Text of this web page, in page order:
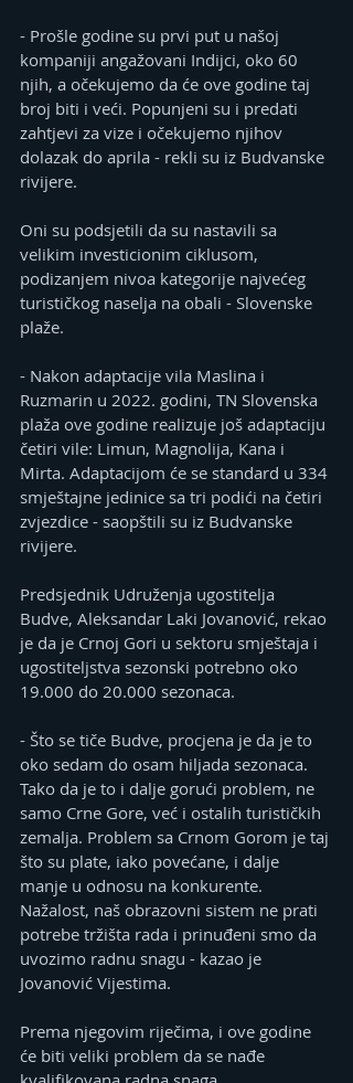
- Prošle godine su prvi put u našoj
kompaniji angažovani Indijci, oko 60
njih, a očekujemo da će ove godine taj
broj biti i veći. Popunjeni su i predati
zahtjevi za vize i očekujemo njihov
dolazak do aprila - rekli su iz Budvanske
rivijere.
Oni su podsjetili da su nastavili sa
velikim investicionim ciklusom,
podizanjem nivoa kategorije najvećeg
turističkog naselja na obali - Slovenske
plaže.
- Nakon adaptacije vila Maslina i
Ruzmarin u 2022. godini, TN Slovenska
plaža ove godine realizuje još adaptaciju
četiri vile: Limun, Magnolija, Kana i
Mirta. Adaptacijom će se standard u 334
smještajne jedinice sa tri podići na četiri
zvjezdice - saopštili su iz Budvanske
rivijere.
Predsjednik Udruženja ugostitelja
Budve, Aleksandar Laki Jovanović, rekao
je da je Crnoj Gori u sektoru smještaja i
ugostiteljstva sezonski potrebno oko
19.000 do 20.000 sezonaca.
- Što se tiče Budve, procjena je da je to
oko sedam do osam hiljada sezonaca.
Tako da je to i dalje gorući problem, ne
samo Crne Gore, već i ostalih turističkih
zemalja. Problem sa Crnom Gorom je taj
što su plate, iako povećane, i dalje
manje u odnosu na konkurente.
Nažalost, naš obrazovni sistem ne prati
potrebe tržišta rada i prinuđeni smo da
uvozimo radnu snagu - kazao je
Jovanović Vijestima.
Prema njegovim riječima, i ove godine
će biti veliki problem da se nađe